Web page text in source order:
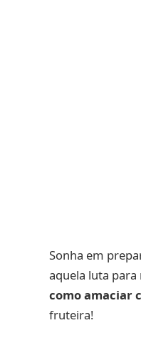
Sonha em
aquela luta
como amaciar
fruteira!